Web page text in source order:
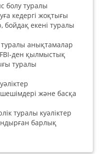
болу туралы
кедергі жоқтығы
екені туралы
анықтамалар
ден қылмыстық
туралы
және басқа
туралы куәліктер
барлық